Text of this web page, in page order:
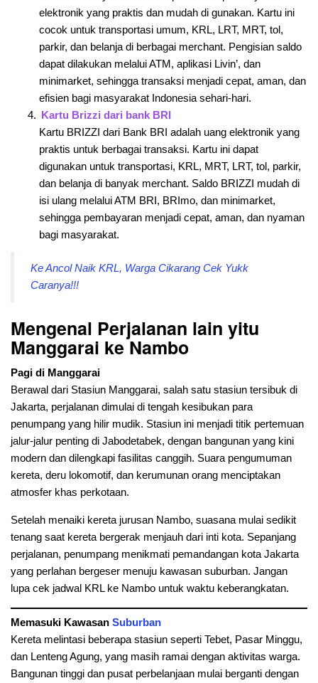
elektronik yang praktis dan mudah di gunakan. Kartu ini
cocok untuk transportasi umum, KRL, LRT, MRT, tol,
parkir, dan belanja di berbagai merchant. Pengisian saldo
dapat dilakukan melalui ATM, aplikasi Livin’, dan
minimarket, sehingga transaksi menjadi cepat, aman, dan
efisien bagi masyarakat Indonesia sehari-hari.
Kartu Brizzi dari bank BRI
Kartu BRIZZI dari Bank BRI adalah uang elektronik yang
praktis untuk berbagai transaksi. Kartu ini dapat
digunakan untuk transportasi, KRL, MRT, LRT, tol, parkir,
dan belanja di banyak merchant. Saldo BRIZZI mudah di
isi ulang melalui ATM BRI, BRImo, dan minimarket,
sehingga pembayaran menjadi cepat, aman, dan nyaman
bagi masyarakat.
Ke Ancol Naik KRL, Warga Cikarang Cek Yukk
Caranya!!!
Mengenal Perjalanan lain yitu
Manggarai ke Nambo
Pagi di Manggarai
Berawal dari Stasiun Manggarai, salah satu stasiun tersibuk di
Jakarta, perjalanan dimulai di tengah kesibukan para
penumpang yang hilir mudik. Stasiun ini menjadi titik pertemuan
jalur-jalur penting di Jabodetabek, dengan bangunan yang kini
modern dan dilengkapi fasilitas canggih. Suara pengumuman
kereta, deru lokomotif, dan kerumunan orang menciptakan
atmosfer khas perkotaan.
Setelah menaiki kereta jurusan Nambo, suasana mulai sedikit
tenang saat kereta bergerak menjauh dari inti kota. Sepanjang
perjalanan, penumpang menikmati pemandangan kota Jakarta
yang perlahan bergeser menuju kawasan suburban. Jangan
lupa cek jadwal KRL ke Nambo untuk waktu keberangkatan.
Memasuki Kawasan Suburban
Kereta melintasi beberapa stasiun seperti Tebet, Pasar Minggu,
dan Lenteng Agung, yang masih ramai dengan aktivitas warga.
Bangunan tinggi dan pusat perbelanjaan mulai berganti dengan